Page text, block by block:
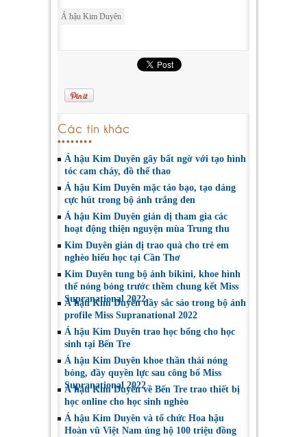
Á hậu Kim Duyên
Các tin khác
Á hậu Kim Duyên gây bất ngờ với tạo hình
tóc cam cháy, đồ thể thao
Á hậu Kim Duyên mặc táo bạo, tạo dáng
cực hút trong bộ ảnh trắng đen
Á hậu Kim Duyên giản dị tham gia các
hoạt động thiện nguyện mùa Trung thu
Kim Duyên giản dị trao quà cho trẻ em
nghèo hiếu học tại Cần Thơ
Kim Duyên tung bộ ảnh bikini, khoe hình
thể nóng bỏng trước thềm chung kết Miss
Supranational 2022
Á hậu Kim Duyên đầy sắc sảo trong bộ ảnh
profile Miss Supranational 2022
Á hậu Kim Duyên trao học bổng cho học
sinh tại Bến Tre
Á hậu Kim Duyên khoe thần thái nóng
bỏng, đầy quyền lực sau công bố Miss
Supranational 2022
Á hậu Kim Duyên về Bến Tre trao thiết bị
học online cho học sinh nghèo
Á hậu Kim Duyên và tổ chức Hoa hậu
Hoàn vũ Việt Nam ủng hộ 100 triệu đồng